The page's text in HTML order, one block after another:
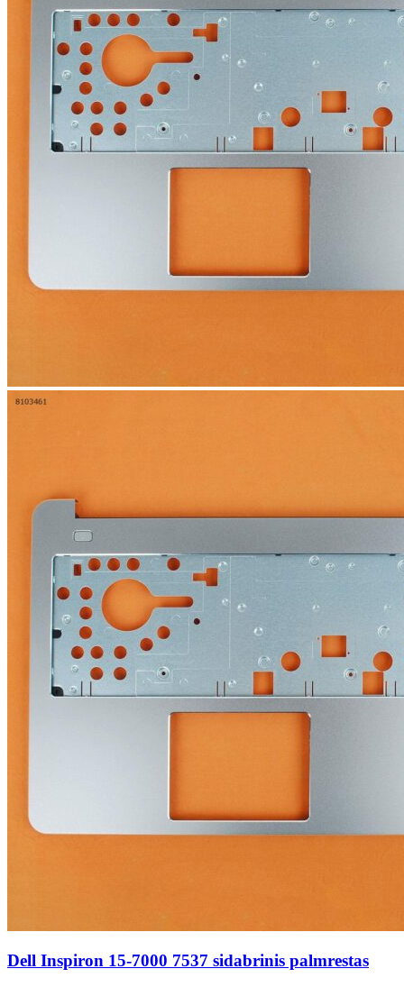
Dell Inspiron 15-7000 7537 sidabrinis palmrestas